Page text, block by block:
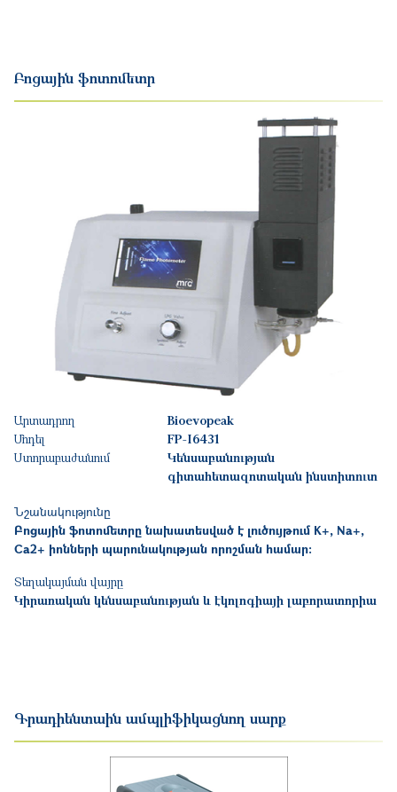
Բոցային ֆոտոմետր
Արտադրող
Bioevopeak
Մոդել
FP-I6431
Ստորաբաժանում
Կենսաբանության
գիտահետազոտական ինստիտուտ
Նշանակությունը
Բոցային ֆոտոմետրը նախատեսված է լուծույթում K+, Na+,
Ca2+ իոնների պարունակության որոշման համար։
Տեղակայման վայրը
Կիրառական կենսաբանության և էկոլոգիայի լաբորատորիա
Գրադիենտաին ամպլիֆիկացնող սարք